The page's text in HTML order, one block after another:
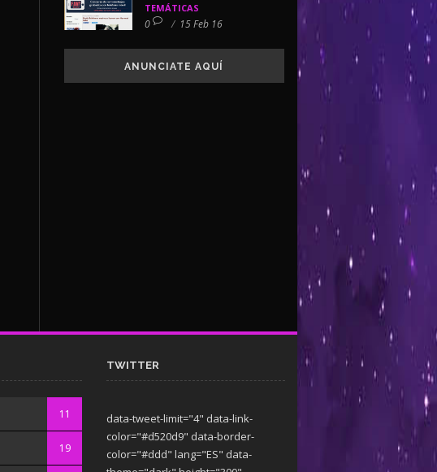
TEMÁTICAS
0 / 15 Feb 16
ANUNCIATE AQUÍ
11
19
TWITTER
data-tweet-limit="4" data-link-
color="#d520d9" data-border-
color="#ddd" lang="ES" data-